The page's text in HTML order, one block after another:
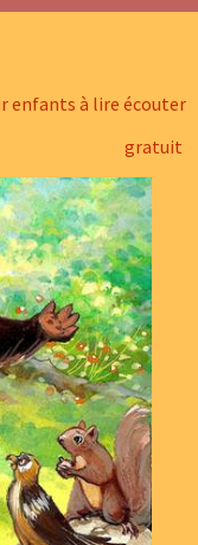
enfants à lire écouter
gratuit